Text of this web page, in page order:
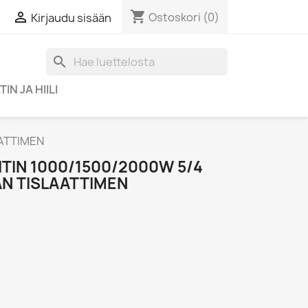
 Kirjaudu sisään shopping_cart Ostoskori (0)
search
JA HIILI
1000/1500/2000W 5/4
TISLAATTIMEN